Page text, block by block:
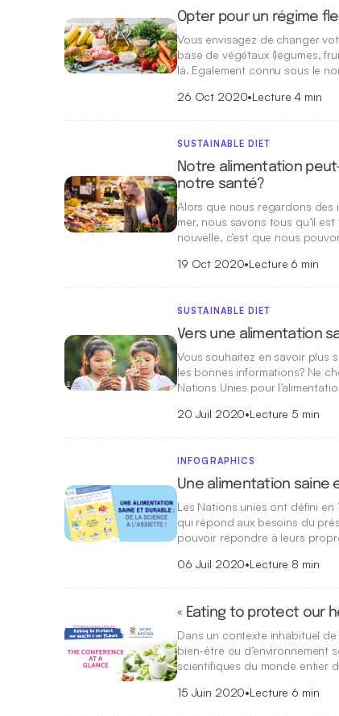
Opter pour un régime
Vous envisagez de changer
base de végétaux (légumes,
là. Egalement connu sous le
26 Oct 2020•Lecture 4 min
SUSTAINABLE DIET
Notre alimentation
notre santé?
Alors que nous regardons des
mer, nous savons tous qu’il
nouvelle, c’est que nous
19 Oct 2020•Lecture 6 min
SUSTAINABLE DIET
Vers une alimentation
Vous souhaitez en savoir plus
les bonnes informations? Ne
Nations Unies pour
20 Juil 2020•Lecture 5 min
INFOGRAPHICS
Une alimentation saine
Les Nations unies ont défini
qui répond aux besoins du
pouvoir répondre à leurs
06 Juil 2020•Lecture 8 min
« Eating to protect our
Dans un contexte inhabituel
bien-être ou d’environnement
scientifiques du monde entier
15 Juin 2020•Lecture 6 min